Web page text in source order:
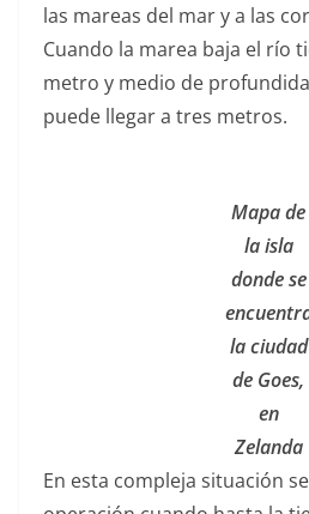
las mareas del mar y a las
Cuando la marea baja el río
metro y medio de
puede llegar a tres metros.
Mapa de
la isla
donde se
la ciudad
de Goes,
en
Zelanda
En esta compleja situación